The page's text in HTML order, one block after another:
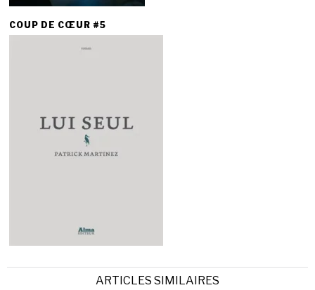
COUP DE CŒUR #5
ARTICLES SIMILAIRES